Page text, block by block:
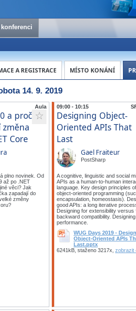
konferenci
A REGISTRACE MÍSTO KONÁNÍ
14. 9. 2019
Aula
☆
a proč
změna
Core
plno novinek. Od
až po .NET
věci? Jak
zapadají do
změny
09:00 - 10:15
Designing Object-
Oriented APIs That
Last
Gael Fraiteur
PostSharp
A cognitive, linguistic and social
APIs as a human-to-human
language. Key design principles of
object-oriented programming
encapsulation, homeostasis).
good APIs: a long iterative
Designing for extensibility versus
backward compatibility.
performance.
WUG Days 2019 -
Object-Oriented APIs
Last.pptx
6241kB, staženo 3217x, zobrazit